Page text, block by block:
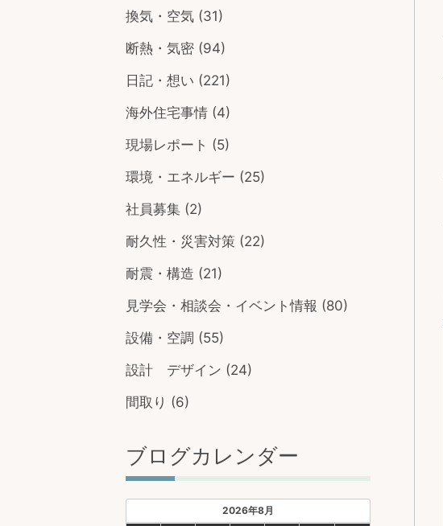
換気・空気 (31)
断熱・気密 (94)
日記・想い (221)
海外住宅事情 (4)
現場レポート (5)
環境・エネルギー (25)
社員募集 (2)
耐久性・災害対策 (22)
耐震・構造 (21)
見学会・相談会・イベント情報 (80)
設備・空調 (55)
設計 デザイン (24)
間取り (6)
ブログカレンダー
2026年8月